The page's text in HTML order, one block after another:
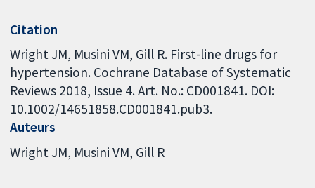
Citation
Wright JM, Musini VM, Gill R. First-line drugs for
hypertension. Cochrane Database of Systematic
Reviews 2018, Issue 4. Art. No.: CD001841. DOI:
10.1002/14651858.CD001841.pub3.
Auteurs
Wright JM Musini VM Gill R